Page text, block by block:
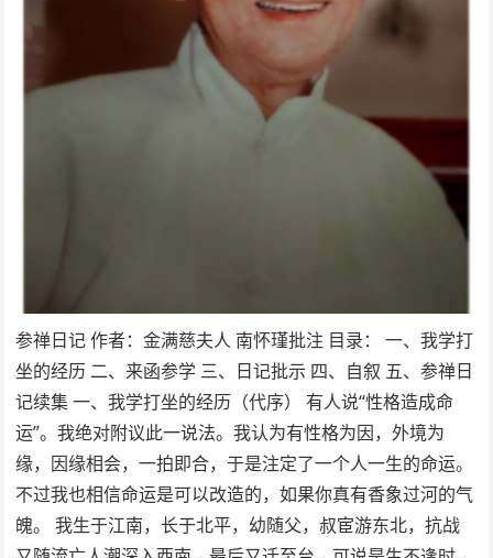
参禅日记 作者：金满慈夫人 南怀瑾批注 目录： 一、我学打
坐的经历 二、来函参学 三、日记批示 四、自叙 五、参禅日
记续集 一、我学打坐的经历（代序） 有人说“性格造成命
运”。我绝对附议此一说法。我认为有性格为因，外境为
缘，因缘相会，一拍即合，于是注定了一个人一生的命运。
不过我也相信命运是可以改造的，如果你真有香象过河的气
魄。 我生于江南，长于北平，幼随父，叔宦游东北，抗战